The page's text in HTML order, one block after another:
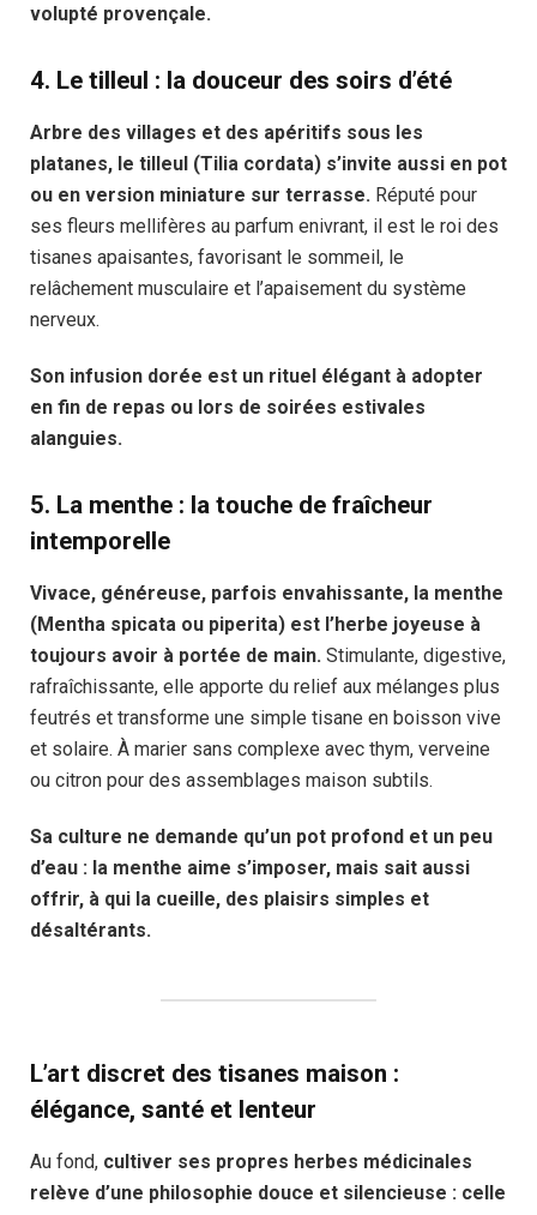
volupté provençale.
4. Le tilleul : la douceur des soirs d’été
Arbre des villages et des apéritifs sous les
platanes, le tilleul (Tilia cordata) s’invite aussi en pot
ou en version miniature sur terrasse. Réputé pour
ses fleurs mellifères au parfum enivrant, il est le roi des
tisanes apaisantes, favorisant le sommeil, le
relâchement musculaire et l’apaisement du système
nerveux.
Son infusion dorée est un rituel élégant à adopter
en fin de repas ou lors de soirées estivales
alanguies.
5. La menthe : la touche de fraîcheur
intemporelle
Vivace, généreuse, parfois envahissante, la menthe
(Mentha spicata ou piperita) est l’herbe joyeuse à
toujours avoir à portée de main. Stimulante, digestive,
rafraîchissante, elle apporte du relief aux mélanges plus
feutrés et transforme une simple tisane en boisson vive
et solaire. À marier sans complexe avec thym, verveine
ou citron pour des assemblages maison subtils.
Sa culture ne demande qu’un pot profond et un peu
d’eau : la menthe aime s’imposer, mais sait aussi
offrir, à qui la cueille, des plaisirs simples et
désaltérants.
L’art discret des tisanes maison :
élégance, santé et lenteur
Au fond, cultiver ses propres herbes médicinales
relève d’une philosophie douce et silencieuse : celle